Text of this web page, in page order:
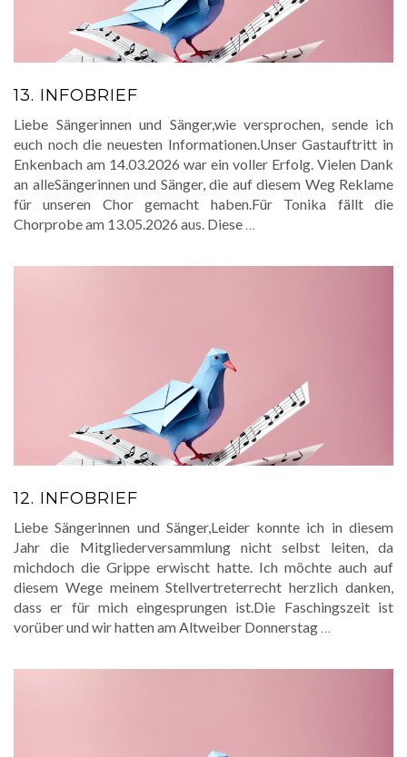
13. INFOBRIEF
Liebe Sängerinnen und Sänger,wie versprochen, sende ich
euch noch die neuesten Informationen.Unser Gastauftritt in
Enkenbach am 14.03.2026 war ein voller Erfolg. Vielen Dank
an alleSängerinnen und Sänger, die auf diesem Weg Reklame
für unseren Chor gemacht haben.Für Tonika fällt die
Chorprobe am 13.05.2026 aus. Diese …
12. INFOBRIEF
Liebe Sängerinnen und Sänger,Leider konnte ich in diesem
Jahr die Mitgliederversammlung nicht selbst leiten, da
michdoch die Grippe erwischt hatte. Ich möchte auch auf
diesem Wege meinem Stellvertreterrecht herzlich danken,
dass er für mich eingesprungen ist.Die Faschingszeit ist
vorüber und wir hatten am Altweiber Donnerstag …